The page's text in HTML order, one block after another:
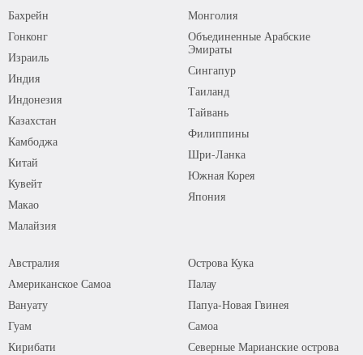
Бахрейн
Гонконг
Израиль
Индия
Индонезия
Казахстан
Камбоджа
Китай
Кувейт
Макао
Малайзия
Монголия
Объединенные Арабские
Эмираты
Сингапур
Таиланд
Тайвань
Филиппины
Шри-Ланка
Южная Корея
Япония
Австралия
Американское Самоа
Вануату
Гуам
Кирибати
Острова Кука
Палау
Папуа-Новая Гвинея
Самоа
Северные Марианские острова